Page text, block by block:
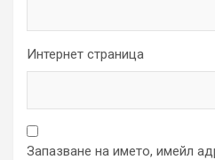
Интернет страница
Запазване на името, имейл